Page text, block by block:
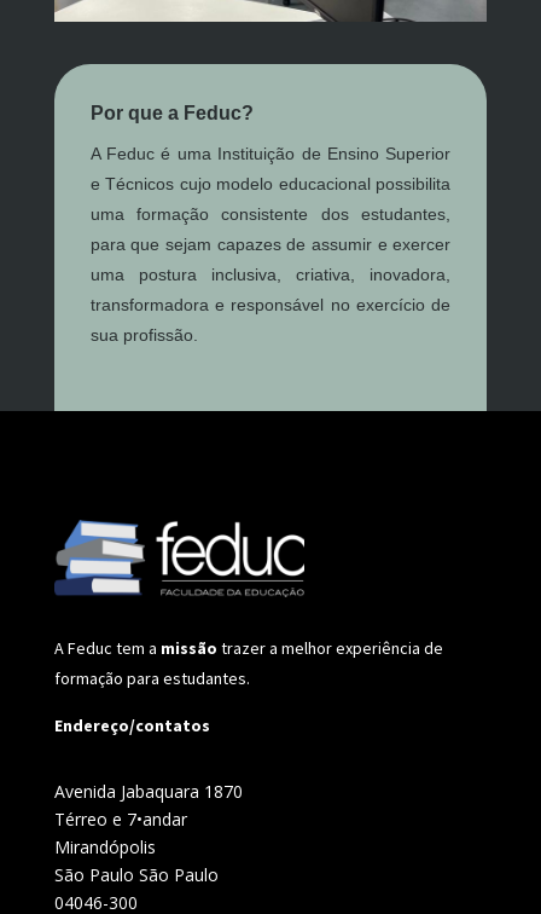
Por que a Feduc?
A Feduc é uma Instituição de Ensino Superior
e Técnicos cujo modelo educacional possibilita
uma formação consistente dos estudantes,
para que sejam capazes de assumir e exercer
uma postura inclusiva, criativa, inovadora,
transformadora e responsável no exercício de
sua profissão.
A Feduc tem a missão trazer a melhor experiência de
formação para estudantes.
Endereço/contatos
Avenida Jabaquara 1870
Térreo e 7•andar
Mirandópolis
São Paulo São Paulo
04046-300